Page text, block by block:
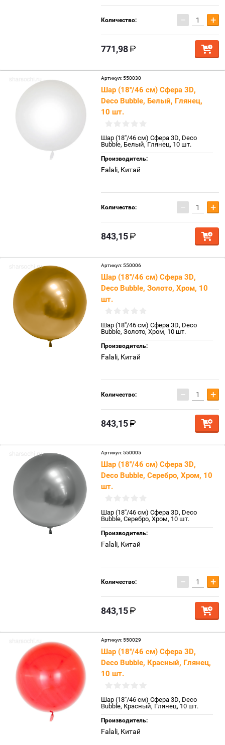
Количество: − +
771,98
Артикул:550030
Шар (18''/46 см) Сфера 3D,
Deco Bubble, Белый, Глянец,
10 шт.
Шар (18''/46 см) Сфера 3D, Deco
Bubble, Белый, Глянец, 10 шт.
Производитель:
Falali, Китай
Количество: − +
843,15
Артикул:550006
Шар (18''/46 см) Сфера 3D,
Deco Bubble, Золото, Хром, 10
шт.
Шар (18''/46 см) Сфера 3D, Deco
Bubble, Золото, Хром, 10 шт.
Производитель:
Falali, Китай
Количество: − +
843,15
Артикул:550005
Шар (18''/46 см) Сфера 3D,
Deco Bubble, Серебро, Хром, 10
шт.
Шар (18''/46 см) Сфера 3D, Deco
Bubble, Серебро, Хром, 10 шт.
Производитель:
Falali, Китай
Количество: − +
843,15
Артикул:550029
Шар (18''/46 см) Сфера 3D,
Deco Bubble, Красный, Глянец,
10 шт.
Шар (18''/46 см) Сфера 3D, Deco
Bubble, Красный, Глянец, 10 шт.
Производитель:
Falali, Китай